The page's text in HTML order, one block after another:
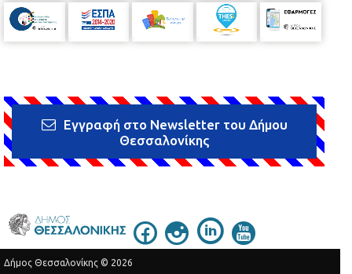
Εγγραφή στο Newsletter του Δήμου
Θεσσαλονίκης
Δήμος Θεσσαλονίκης © 2026